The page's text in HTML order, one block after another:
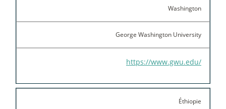
Washington
George Washington University
https://www.gwu.edu/
Éthiopie